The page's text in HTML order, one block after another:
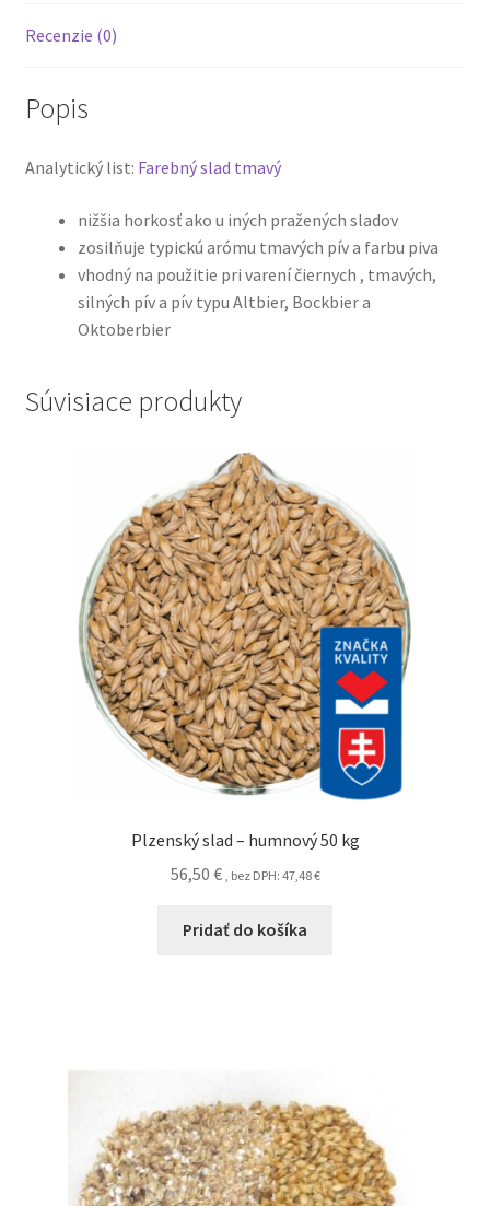
Recenzie (0)
Popis
Analytický list: Farebný slad tmavý
nižšia horkosť ako u iných pražených sladov
zosilňuje typickú arómu tmavých pív a farbu piva
vhodný na použitie pri varení čiernych , tmavých,
silných pív a pív typu Altbier, Bockbier a
Oktoberbier
Súvisiace produkty
Plzenský slad – humnový 50 kg
56,50 € , bez DPH: 47,48€
Pridať do košíka